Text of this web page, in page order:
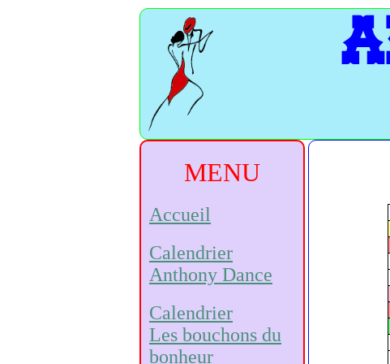
MENU
Accueil
Calendrier
Anthony Dance
Calendrier
Les bouchons du
bonheur